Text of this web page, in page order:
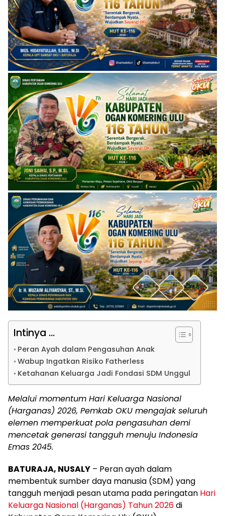
Intinya ...
Peran Ayah dalam Pengasuhan Anak
Wabup Ingatkan Risiko Fatherless
Ketahanan Keluarga Jadi Fondasi SDM Unggul
Melalui momentum Hari Keluarga Nasional
(Harganas) 2026, Pemkab OKU mengajak seluruh
elemen memperkuat pola pengasuhan demi
mencetak generasi tangguh menuju Indonesia
Emas 2045.
BATURAJA, NUSALY – Peran ayah dalam
membentuk sumber daya manusia (SDM) yang
tangguh menjadi pesan utama pada peringatan Hari
Keluarga Nasional (Harganas) Tahun 2026di